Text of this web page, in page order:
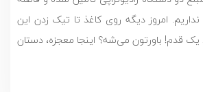
امروز دیگه روی کاغذ تا تیک زدن این
یک قدم! باورتون می‌شه؟ اینجا معجزه، دستان